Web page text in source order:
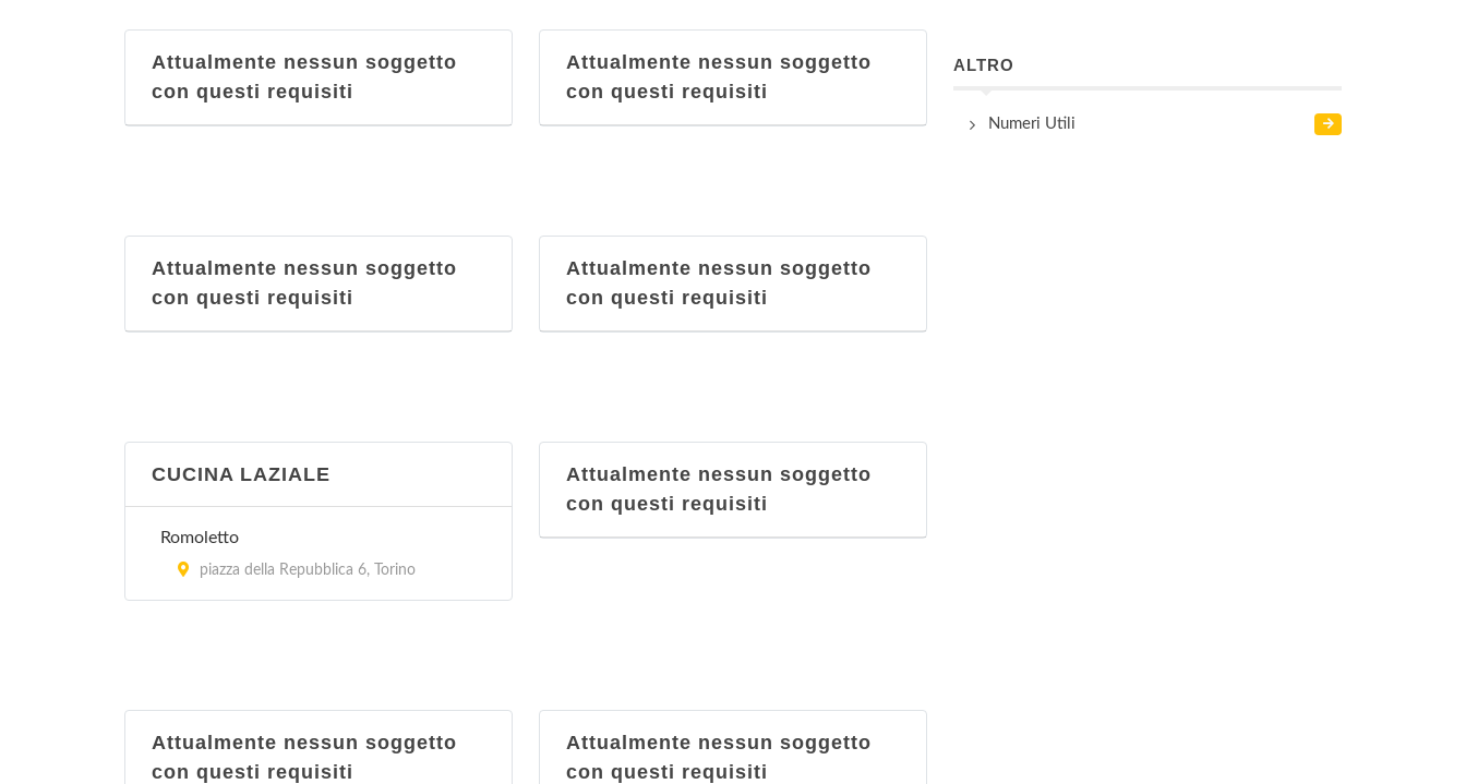
corso Casale 10, Torino
Al Cacimperio
via Alfonso Lamarmora 17/C, Torino
Al Gatto Nero
corso Filippo Turati 14, Torino
Attualmente nessun soggetto
con questi requisiti
Attualmente nessun soggetto
con questi requisiti
Attualmente nessun soggetto
con questi requisiti
Attualmente nessun soggetto
con questi requisiti
CUCINA LAZIALE
Romoletto
piazza della Repubblica 6, Torino
Attualmente nessun soggetto
con questi requisiti
Attualmente nessun soggetto
con questi requisiti
Attualmente nessun soggetto
con questi requisiti
ALTRO
Numeri Utili